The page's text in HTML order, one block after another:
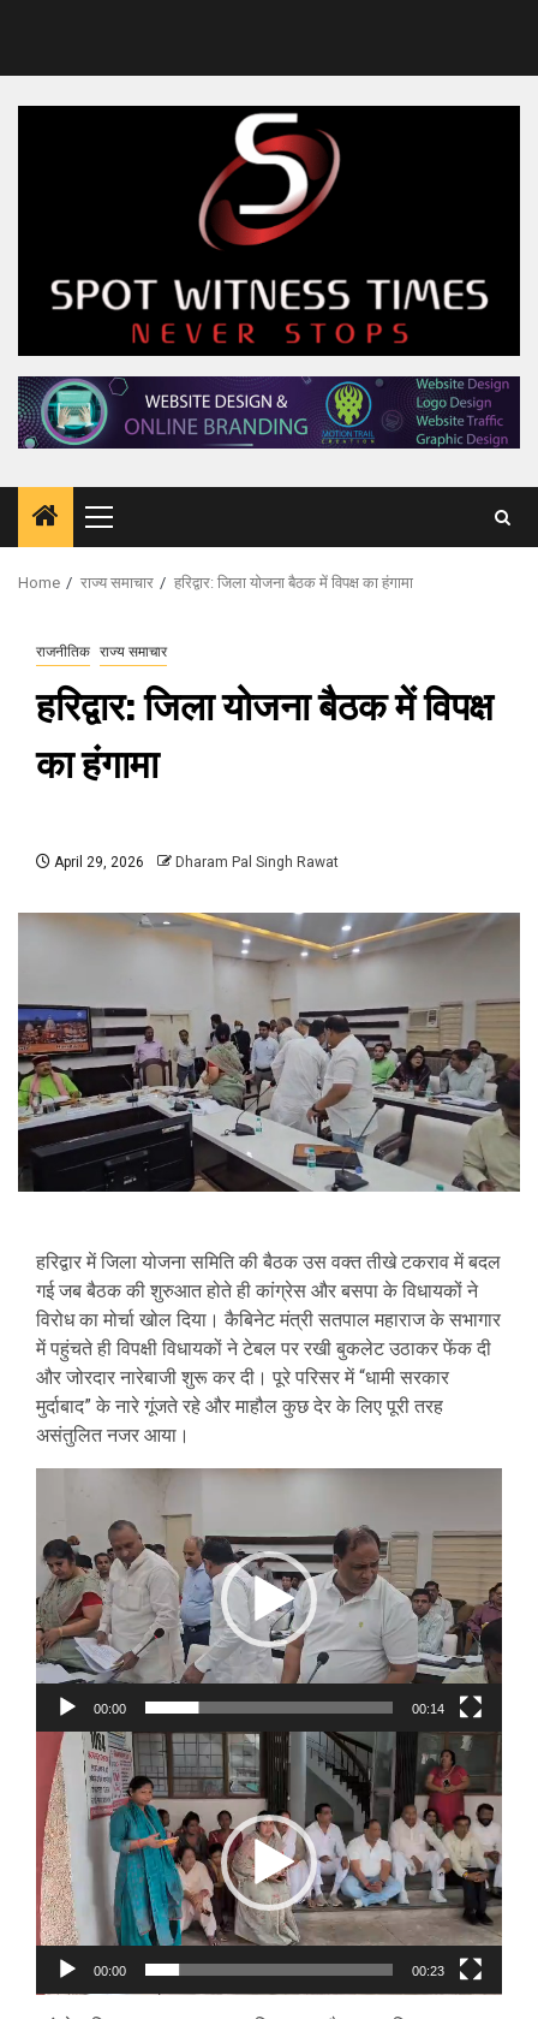
Primary
Menu
Home राज्य समाचार हरिद्वार: जिला योजना बैठक में विपक्ष का हंगामा
राजनीतिक राज्य समाचार
हरिद्वार: जिला योजना बैठक में विपक्ष
का हंगामा
April 29, 2026 Dharam Pal Singh Rawat
हरिद्वार में जिला योजना समिति की बैठक उस वक्त तीखे टकराव में बदल
गई जब बैठक की शुरुआत होते ही कांग्रेस और बसपा के विधायकों ने
विरोध का मोर्चा खोल दिया। कैबिनेट मंत्री सतपाल महाराज के सभागार
में पहुंचते ही विपक्षी विधायकों ने टेबल पर रखी बुकलेट उठाकर फेंक दी
और जोरदार नारेबाजी शुरू कर दी। पूरे परिसर में “धामी सरकार
मुर्दाबाद” के नारे गूंजते रहे और माहौल कुछ देर के लिए पूरी तरह
असंतुलित नजर आया।
00:00 00:14
Video
Player
00:00 00:23